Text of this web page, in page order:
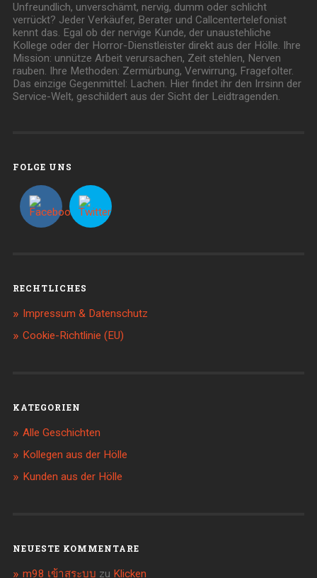
Unfreundlich, unverschämt, nervig, dumm oder schlicht
verrückt? Jeder Verkäufer, Berater und Callcentertelefonist
kennt das. Egal ob der nervige Kunde, der unaustehliche
Kollege oder der Horror-Dienstleister direkt aus der Hölle. Ihre
Mission: unnütze Arbeit verursachen, Zeit stehlen, Nerven
rauben. Ihre Methoden: Zermürbung, Verwirrung, Fragefolter.
Das einzige Gegenmittel: Lachen. Hier findet ihr den Irrsinn der
Service-Welt, geschildert aus der Sicht der Leidtragenden.
FOLGE UNS
RECHTLICHES
Impressum & Datenschutz
Cookie-Richtlinie (EU)
KATEGORIEN
Alle Geschichten
Kollegen aus der Hölle
Kunden aus der Hölle
NEUESTE KOMMENTARE
m98 เข้าสุระบบ zu Klicken